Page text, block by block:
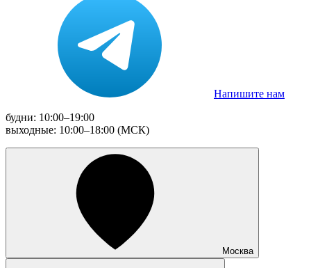
Напишите нам
будни: 10:00–19:00
выходные: 10:00–18:00 (МСК)
Москва